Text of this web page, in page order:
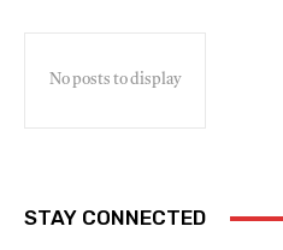
No posts to display
STAY CONNECTED